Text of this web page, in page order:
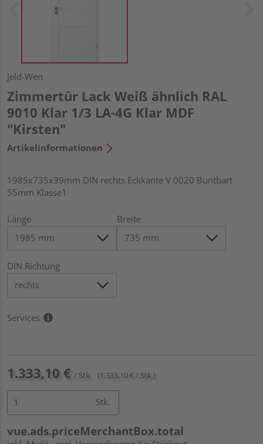
Jeld-Wen
Zimmertür Lack Weiß ähnlich RAL
9010 Klar 1/3 LA-4G Klar MDF
"Kirsten"
Artikelinformationen
1985x735x39mm DIN rechts Eckkante V 0020 Buntbart
55mm Klasse1
Länge Breite
DIN Richtung
Services
1.333,10 € / Stk. (1.333,10 € / Stk.)
Stk.
vue.ads.priceMerchantBox.total